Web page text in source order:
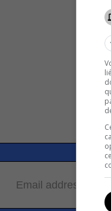
Email address